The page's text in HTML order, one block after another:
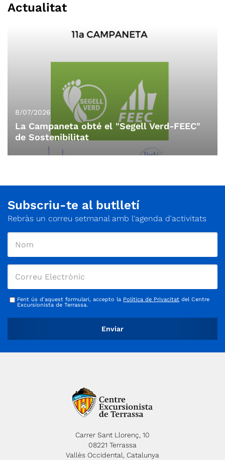
Actualitat
8/07/2026
La Campaneta obté el "Segell Verd-FEEC"
de Sostenibilitat
Subscriu-te al butlletí
Rebràs un correu setmanal amb l'agenda d'activitats
Fent ús d'aquest formulari, accepto la Política de Privacitat del Centre
Excursionista de Terrassa.
Carrer Sant Llorenç, 10
08221 Terrassa
Vallès Occidental, Catalunya